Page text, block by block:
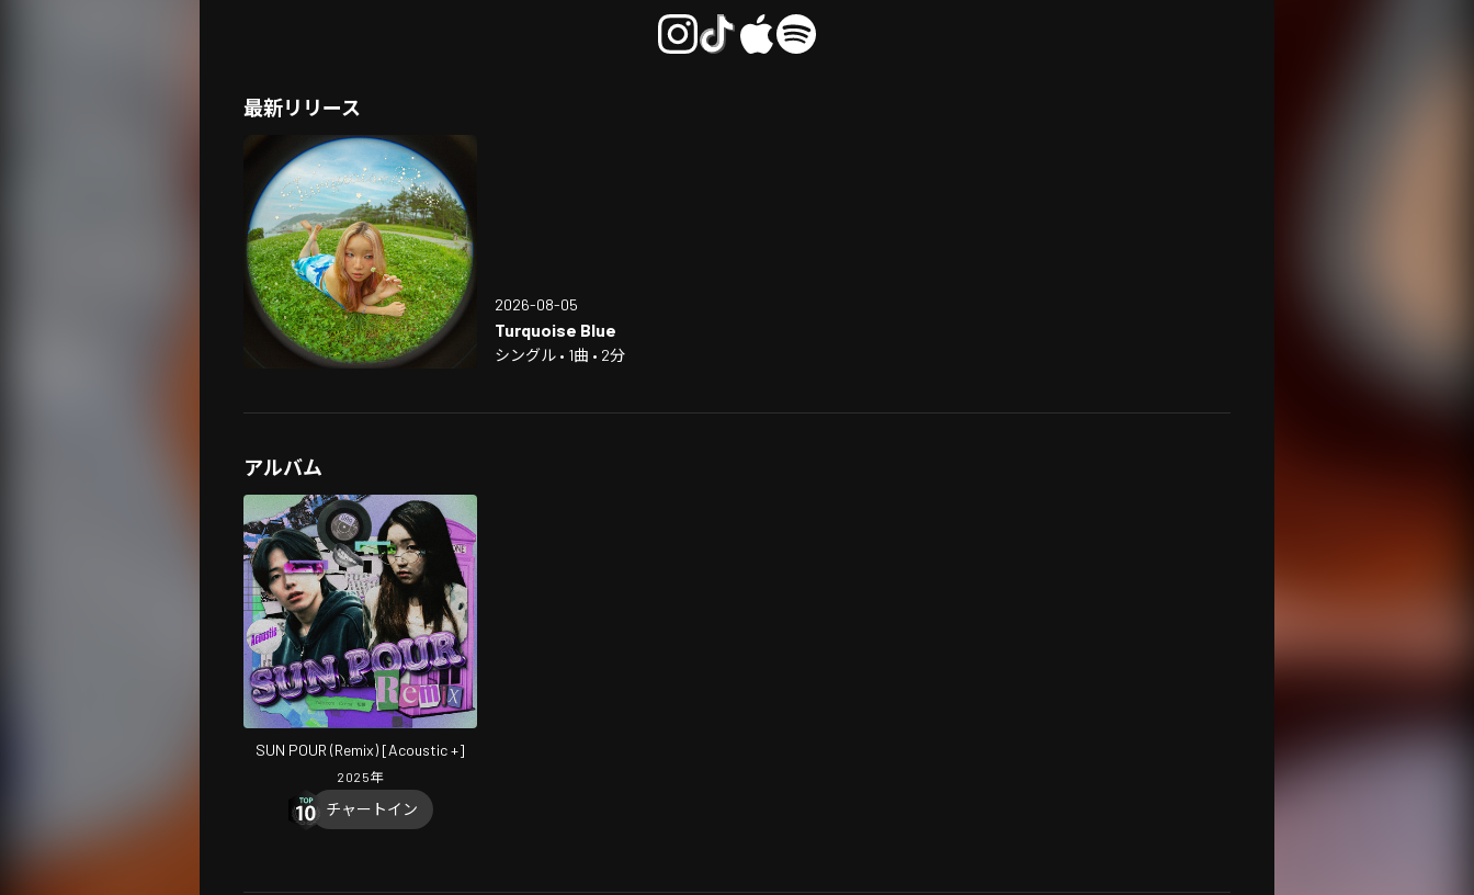
最新リリース
2026-08-05
Turquoise Blue
シングル • 1曲 • 2分
アルバム
SUN POUR (Remix) [Acoustic +]
2025年
チャートイン